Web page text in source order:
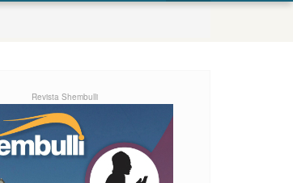
Revista Shembulli